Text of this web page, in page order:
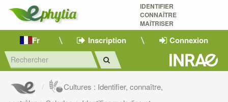
IDENTIFIER
CONNAÎTRE
MAÎTRISER
Fr Inscription Connexion
Cultures : Identifier, connaître,